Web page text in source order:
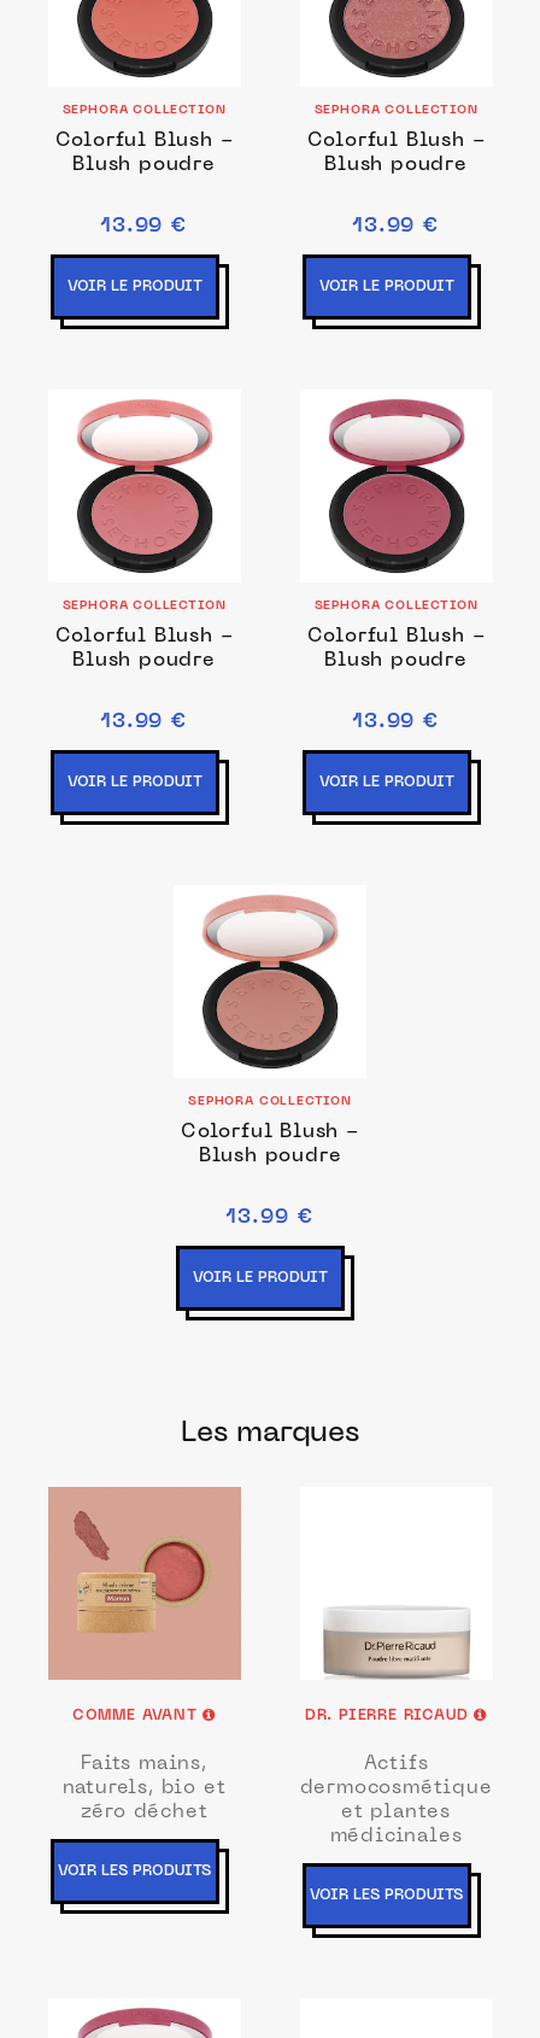
SEPHORA COLLECTION
Colorful Blush -
Blush poudre
13.99 €
VOIR LE PRODUIT
SEPHORA COLLECTION
Colorful Blush -
Blush poudre
13.99 €
VOIR LE PRODUIT
SEPHORA COLLECTION
Colorful Blush -
Blush poudre
13.99 €
VOIR LE PRODUIT
SEPHORA COLLECTION
Colorful Blush -
Blush poudre
13.99 €
VOIR LE PRODUIT
SEPHORA COLLECTION
Colorful Blush -
Blush poudre
13.99 €
VOIR LE PRODUIT
Les marques
COMME AVANT
Faits mains,
naturels, bio et
zéro déchet
VOIR LES PRODUITS
DR. PIERRE RICAUD
Actifs
dermocosmétiques
et plantes
médicinales
VOIR LES PRODUITS